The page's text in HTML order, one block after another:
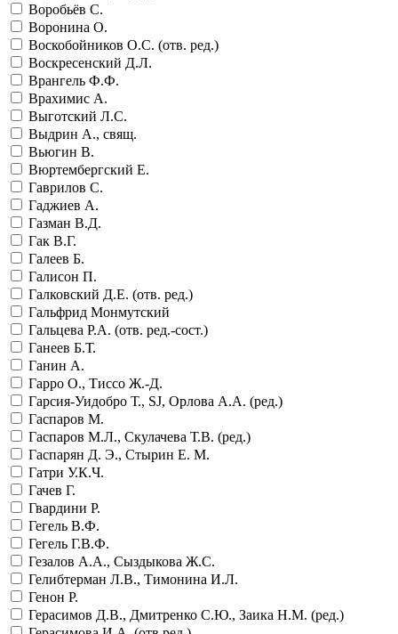
Воробьёв С.
Воронина О.
Воскобойников О.С. (отв. ред.)
Воскресенский Д.Л.
Врангель Ф.Ф.
Врахимис А.
Выготский Л.С.
Выдрин А., свящ.
Вьюгин В.
Вюртембергский Е.
Гаврилов С.
Гаджиев А.
Газман В.Д.
Гак В.Г.
Галеев Б.
Галисон П.
Галковский Д.Е. (отв. ред.)
Гальфрид Монмутский
Гальцева Р.А. (отв. ред.-сост.)
Ганеев Б.Т.
Ганин А.
Гарро О., Тиссо Ж.-Д.
Гарсия-Уидобро Т., SJ, Орлова А.А. (ред.)
Гаспаров М.
Гаспаров М.Л., Скулачева Т.В. (ред.)
Гаспарян Д. Э., Стырин Е. М.
Гатри У.К.Ч.
Гачев Г.
Гвардини Р.
Гегель В.Ф.
Гегель Г.В.Ф.
Гезалов А.А., Сыздыкова Ж.С.
Гелибтерман Л.В., Тимонина И.Л.
Генон Р.
Герасимов Д.В., Дмитренко С.Ю., Заика Н.М. (ред.)